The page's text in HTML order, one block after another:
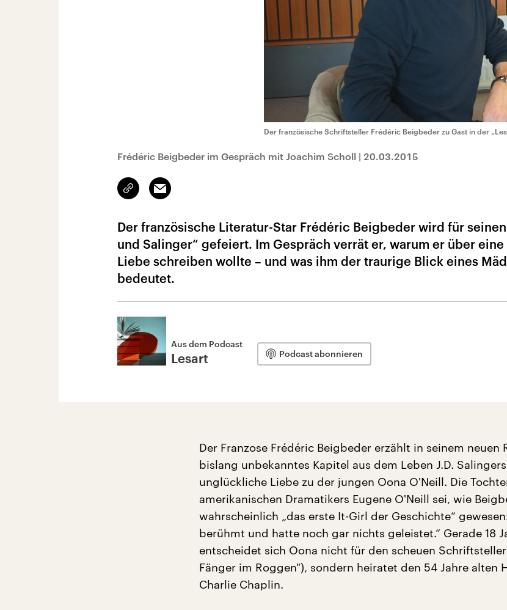
Der französische Schriftsteller Frédéric Beigbeder zu Gast in der
Frédéric Beigbeder im Gespräch mit Joachim Scholl | 20.03.2015
Link
kopieren/teilen
Email
Der französische Literatur-Star Frédéric Beigbeder wird für seinen
und Salinger“ gefeiert. Im Gespräch verrät er, warum er über
Liebe schreiben wollte – und was ihm der traurige Blick eines
bedeutet.
Aus dem Podcast
Lesart Podcast abonnieren
Der Franzose Frédéric Beigbeder erzählt in seinem neuen
bislang unbekanntes Kapitel aus dem Leben J.D.
unglückliche Liebe zu der jungen Oona O'Neill. Die
amerikanischen Dramatikers Eugene O'Neill sei, wie
wahrscheinlich „das erste It-Girl der Geschichte“
berühmt und hatte noch gar nichts geleistet.“ Gerade 18
entscheidet sich Oona nicht für den scheuen
Fänger im Roggen"), sondern heiratet den 54 Jahre alten
Charlie Chaplin.